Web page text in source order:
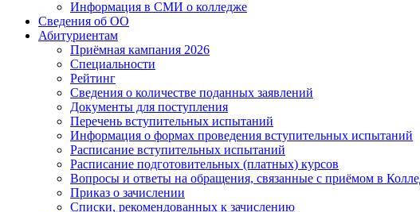
Информация в СМИ о колледже
Сведения об ОО
Абитуриентам
Приёмная кампания 2026
Специальности
Рейтинг
Сведения о количестве поданных заявлений
Документы для поступления
Перечень вступительных испытаний
Информация о формах проведения вступительных испытаний
Расписание вступительных испытаний
Расписание подготовительных (платных) курсов
Вопросы и ответы на обращения, связанные с приёмом в
Приказ о зачислении
Списки, рекомендованных к зачислению